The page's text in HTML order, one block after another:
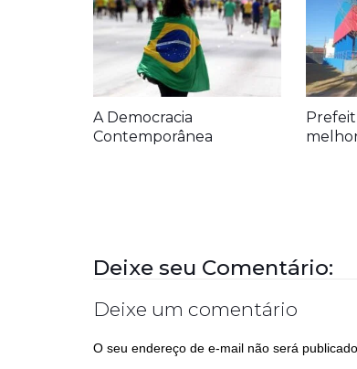
A Democracia
Contemporânea
Deixe seu Comentário:
Deixe um comentário
O seu endereço de e-mail não será